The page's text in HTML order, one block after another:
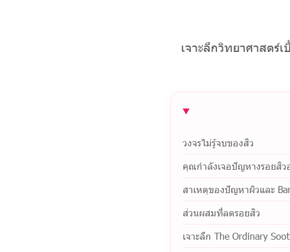
เจาะลึกวิทยาศาสตร์
วงจรไม่รู้จบของสิว
คุณกำลังเจอปัญหางรอยสิว
สาเหตุของปัญหาผิวและ
ส่วนผสมที่ลดรอยสิว
เจาะลึก The Ordinary